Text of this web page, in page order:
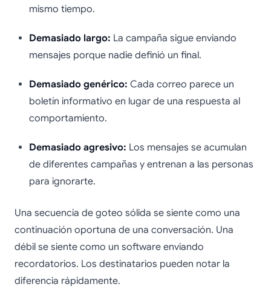
mismo tiempo.
Demasiado largo: La campaña sigue enviando
mensajes porque nadie definió un final.
Demasiado genérico: Cada correo parece un
boletín informativo en lugar de una respuesta al
comportamiento.
Demasiado agresivo: Los mensajes se acumulan
de diferentes campañas y entrenan a las personas
para ignorarte.
Una secuencia de goteo sólida se siente como una
continuación oportuna de una conversación. Una
débil se siente como un software enviando
recordatorios. Los destinatarios pueden notar la
diferencia rápidamente.